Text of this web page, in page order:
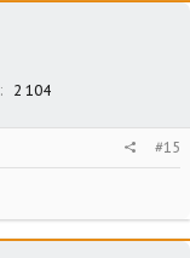
2 104
#15